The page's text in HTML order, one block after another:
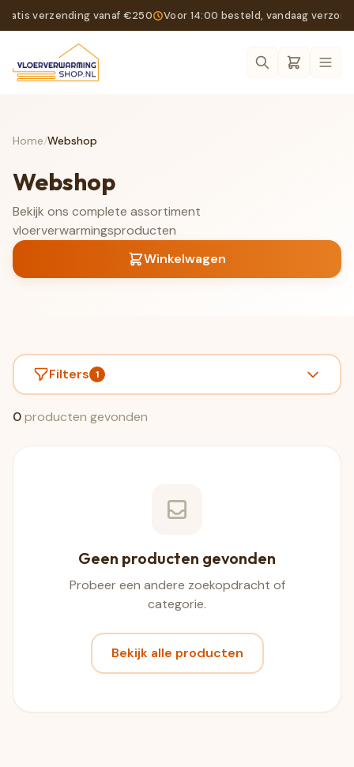
verzending vanaf €250 Voor 14:00 besteld, vandaag
Home/Webshop
Webshop
Bekijk ons complete assortiment
vloerverwarmingsproducten
Winkelwagen
Filters 1
0producten gevonden
Geen producten gevonden
Probeer een andere zoekopdracht of
categorie.
Bekijk alle producten